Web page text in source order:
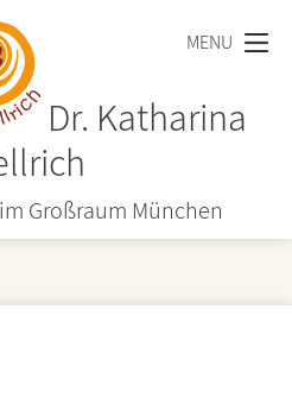
Dr. Katharina
Großraum München
MENU